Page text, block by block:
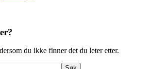
dersom du ikke finner det du leter etter.